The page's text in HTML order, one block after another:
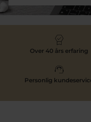
Over 40 års erfaring
Personlig